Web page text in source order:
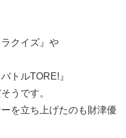
クイズ』や
トルTORE!』
うです。
を立ち上げたのも財津優